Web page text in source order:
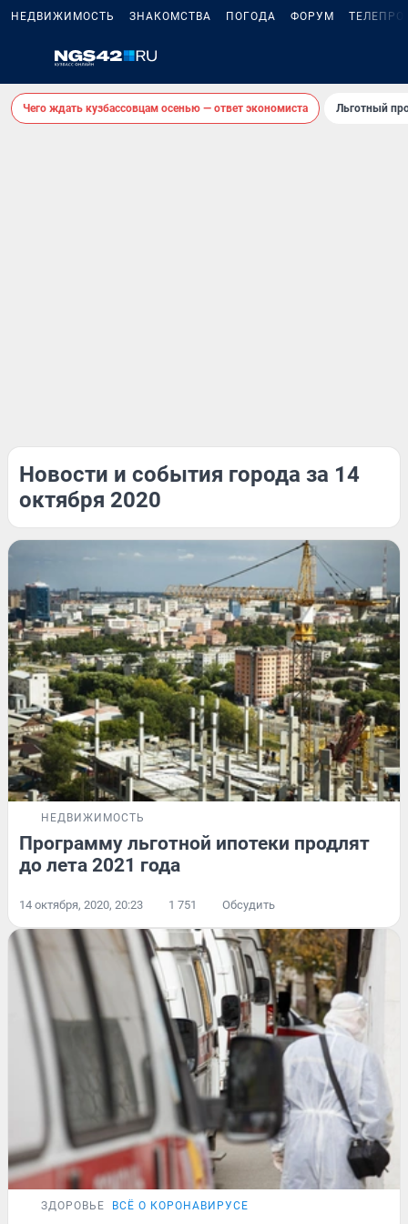
НЕДВИЖИМОСТЬ ЗНАКОМСТВА ПОГОДА ФОРУМ
Чего ждать кузбассовцам осенью — ответ экономиста Льготный
Новости и события города за 14
октября 2020
НЕДВИЖИМОСТЬ
Программу льготной ипотеки продлят
до лета 2021 года
14 октября, 2020, 20:23 1 751 Обсудить
ЗДОРОВЬЕ ВСЁ О КОРОНАВИРУСЕ